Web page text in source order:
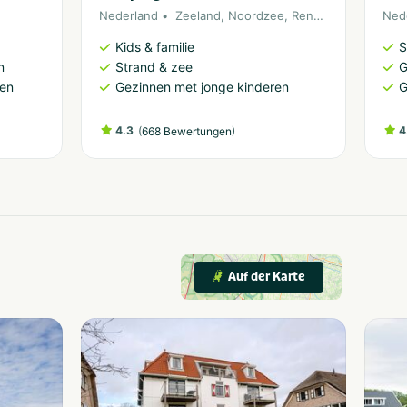
Nederland Zeeland, Noordzee, Renesse
Kids & familie
Strand & zee
Gezinnen met jonge kinderen
4.3 (668 Bewertungen)
Auf der Karte